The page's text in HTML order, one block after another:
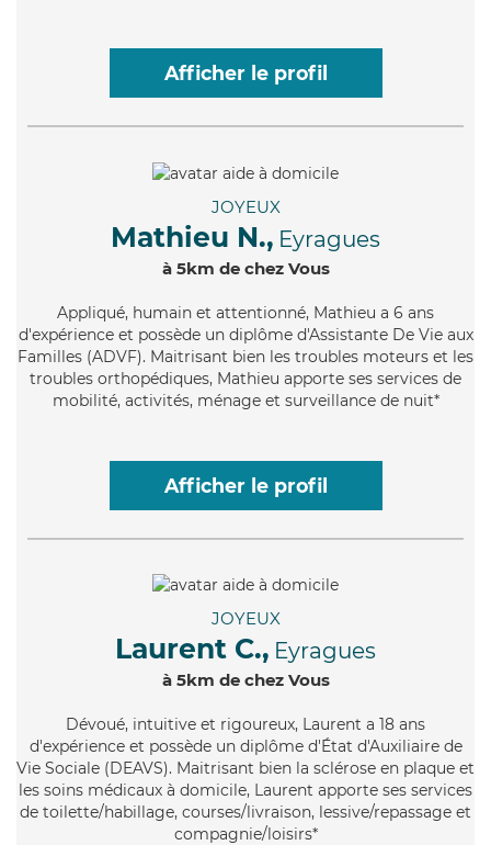
Afficher le profil
JOYEUX
Mathieu N., Eyragues
à 5km de chez Vous
Appliqué, humain et attentionné, Mathieu a 6 ans
d'expérience et possède un diplôme d'Assistante De Vie aux
Familles (ADVF). Maitrisant bien les troubles moteurs et les
troubles orthopédiques, Mathieu apporte ses services de
mobilité, activités, ménage et surveillance de nuit*
Afficher le profil
JOYEUX
Laurent C., Eyragues
à 5km de chez Vous
Dévoué, intuitive et rigoureux, Laurent a 18 ans
d'expérience et possède un diplôme d'État d'Auxiliaire de
Vie Sociale (DEAVS). Maitrisant bien la sclérose en plaque et
les soins médicaux à domicile, Laurent apporte ses services
de toilette/habillage, courses/livraison, lessive/repassage et
compagnie/loisirs*